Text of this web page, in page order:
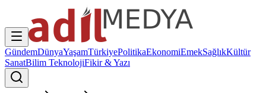
GündemDünyaYaşamTürkiyePolitikaEkonomiEmekSağlıkKültür
SanatBilim TeknolojiFikir & Yazı